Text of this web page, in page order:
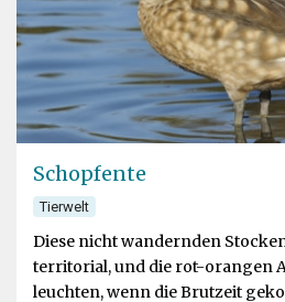
Schopfente
Tierwelt
Diese nicht wandernden
territorial, und die rot-orangen
leuchten, wenn die Brutzeit